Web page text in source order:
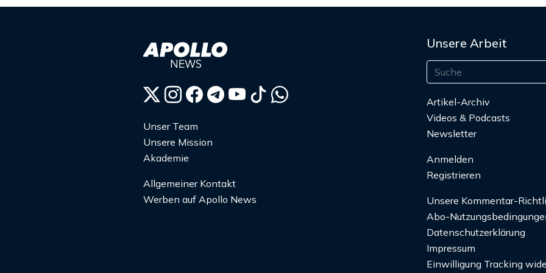
Unser Team
Unsere Mission
Akademie
Allgemeiner Kontakt
Werben auf Apollo News
Unsere Arbeit
Artikel-Archiv
Videos & Podcasts
Newsletter
Anmelden
Registrieren
Unsere Kommentar-
Abo-
Datenschutzerklärung
Impressum
Einwilligung Tracking